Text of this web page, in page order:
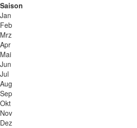
Saison
Jan
Feb
Mrz
Apr
Mai
Jun
Jul
Aug
Sep
Okt
Nov
Dez